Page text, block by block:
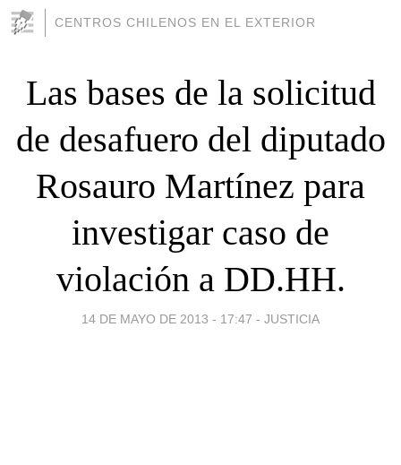
CENTROS CHILENOS EN EL EXTERIOR
Las bases de la solicitud
de desafuero del diputado
Rosauro Martínez para
investigar caso de
violación a DD.HH.
14 DE MAYO DE 2013 - 17:47 - JUSTICIA